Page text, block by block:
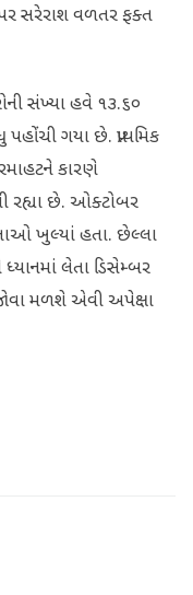
પર સરેરાશ વળતર ફક્ત
સંખ્યા હવે ૧૩.૬૦
ગયા છે. પ્રાથમિક
કારણે
રહ્યા છે. ઓક્ટોબર
ખુલ્યાં હતા. છેલ્લા
લેતા ડિસેમ્બર
મળશે એવી અપેક્ષા